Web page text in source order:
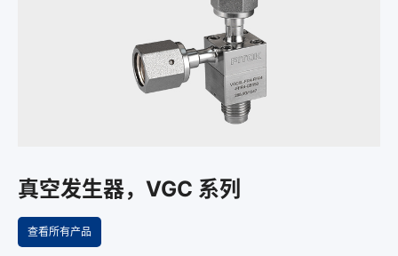
真空发生器，VGC 系列
查看所有产品